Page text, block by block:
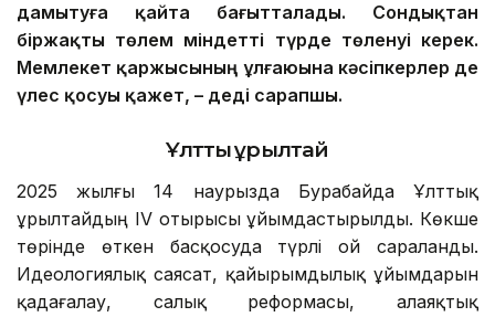
дамытуға қайта бағытталады. Сондықтан
біржақты төлем міндетті түрде төленуі керек.
Мемлекет қаржысының ұлғаюына кәсіпкерлер де
үлес қосуы қажет, – деді сарапшы.
Ұлттық құрылтай
2025 жылғы 14 наурызда Бурабайда Ұлттық
Құрылтайдың IV отырысы ұйымдастырылды. Көкше
төрінде өткен басқосуда түрлі ой сараланды.
Идеологиялық саясат, қайырымдылық ұйымдарын
қадағалау, салық реформасы, алаяқтық